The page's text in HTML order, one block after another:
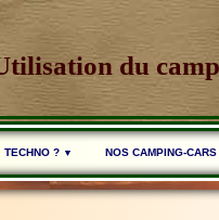
du
TECHNO ? ▼ NOS CAMPING-CARS